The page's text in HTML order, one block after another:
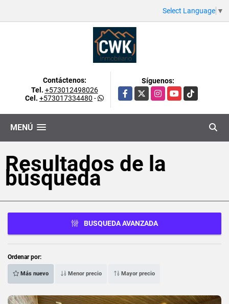
Select Language ▼
Contáctenos:
Tel. +573012498026
Cel. +573017334480 -
Síguenos:
Facebook
X InstagramYouTubeTikTok
MENÚ
Resultados de la
búsqueda
BUSQUEDA AVANZADA
Ordenar por:
Más nuevo Menor precio Mayor precio